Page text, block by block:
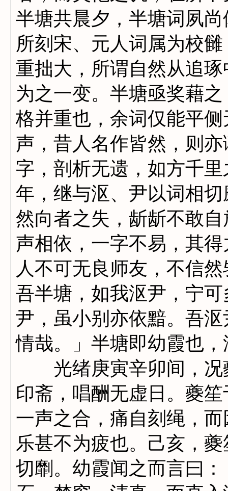
半塘共晨夕，半塘词夙
所刻宋、元人词属为校
重拙大，所谓自然从追
为之一变。半塘亟奖藉
格并重也，余词仅能平
声，昔人名作皆然，则
字，剖析无遗，如方千
年，继与沤、尹以词相
然向者之失，龂龂不敢
声相依，一字不易，其
人不可无良师友，不信
吾半塘，如我沤尹，宁
尹，虽小别亦依黯。吾
情哉。」半塘即幼霞也
光绪庚寅辛卯间，况
印斋，唱酬无虚日。夔
一声之合，痛自刻绳，
乐甚不为疲也。己亥，
切劘。幼霞闻之而言曰